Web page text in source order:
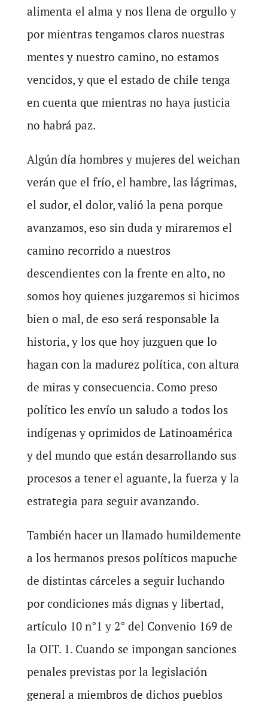
alimenta el alma y nos llena de orgullo y
por mientras tengamos claros nuestras
mentes y nuestro camino, no estamos
vencidos, y que el estado de chile tenga
en cuenta que mientras no haya justicia
no habrá paz.
Algún día hombres y mujeres del weichan
verán que el frío, el hambre, las lágrimas,
el sudor, el dolor, valió la pena porque
avanzamos, eso sin duda y miraremos el
camino recorrido a nuestros
descendientes con la frente en alto, no
somos hoy quienes juzgaremos si hicimos
bien o mal, de eso será responsable la
historia, y los que hoy juzguen que lo
hagan con la madurez política, con altura
de miras y consecuencia. Como preso
político les envío un saludo a todos los
indígenas y oprimidos de Latinoamérica
y del mundo que están desarrollando sus
procesos a tener el aguante, la fuerza y la
estrategia para seguir avanzando.
También hacer un llamado humildemente
a los hermanos presos políticos mapuche
de distintas cárceles a seguir luchando
por condiciones más dignas y libertad,
artículo 10 n°1 y 2° del Convenio 169 de
la OIT. 1. Cuando se impongan sanciones
penales previstas por la legislación
general a miembros de dichos pueblos